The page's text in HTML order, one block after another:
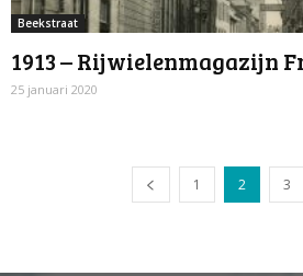
Beekstraat
1913 – Rijwielenmagazijn
25 januari 2020
1 2 3